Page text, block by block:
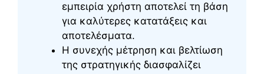
εμπειρία χρήστη αποτελεί τη βάση
για καλύτερες κατατάξεις και
αποτελέσματα.
Η συνεχής μέτρηση και βελτίωση
της στρατηγικής διασφαλίζει